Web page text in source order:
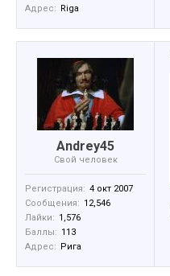
Адрес: Riga
Andrey45
Свой человек
Регистрация: 4 окт 2007
Сообщения: 12,546
Лайки: 1,576
Баллы: 113
Адрес: Рига